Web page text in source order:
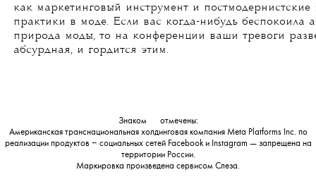
как маркетинговый инструмент и постмодернистские
практики в моде. Если вас когда-нибудь беспокоила
природа моды, то на конференции ваши тревоги
абсурдная, и гордится этим.
Знаком
отмечены:
Американская транснациональная холдинговая компания Meta Platforms Inc. по
реализации продуктов ‒ социальных сетей Facebook и Instagram — запрещена на
территории России.
Маркировка произведена сервисом Слеза.